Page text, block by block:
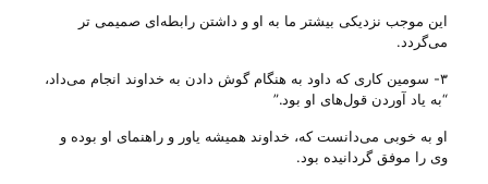
این موجب نزدیکی بیشتر ما به او و داشتن رابطه‌ای صمیمی تر
می‌‌گردد.
۳- سومین کاری که داود به هنگام گوش دادن به خداوند انجام می‌‌داد،
“به یاد آوردن قول‌های او بود.”
او به خوبی می‌‌دانست که، خداوند همیشه یاور و راهنمای او بوده و
وی را موفق گردانیده بود.